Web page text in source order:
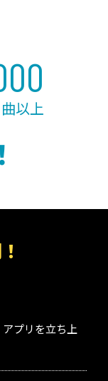
曲以上
プリを立ち上